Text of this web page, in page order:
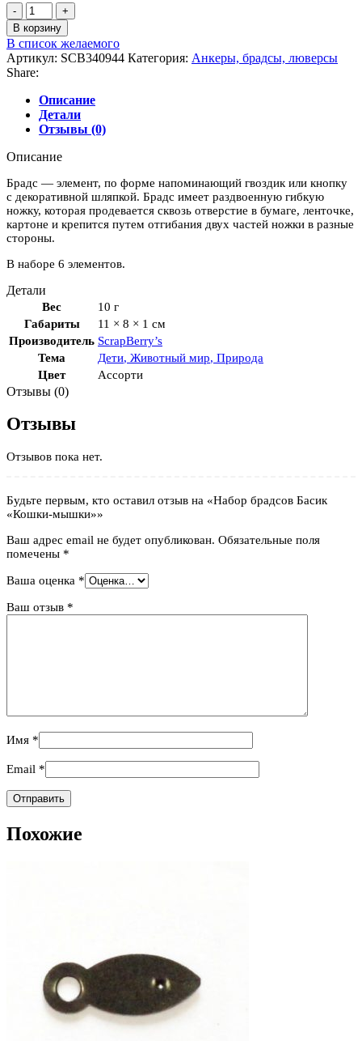
Количество
товара
Набор
брадсов
Басик
"Кошки-
мышки"
В корзину
В список желаемого
Артикул: SCB340944 Категория: Анкеры, брадсы, люверсы
Share:
Описание
Детали
Отзывы (0)
Описание
Брадс — элемент, по форме напоминающий гвоздик или кнопку
с декоративной шляпкой. Брадс имеет раздвоенную гибкую
ножку, которая продевается сквозь отверстие в бумаге, ленточке,
картоне и крепится путем отгибания двух частей ножки в разные
стороны.
В наборе 6 элементов.
Детали
Вес
10 г
Габариты
11 × 8 × 1 см
Производитель ScrapBerry’s
Тема
Дети, Животный мир, Природа
Цвет
Ассорти
Отзывы (0)
Отзывы
Отзывов пока нет.
Будьте первым, кто оставил отзыв на «Набор брадсов Басик
«Кошки-мышки»»
Ваш адрес email не будет опубликован. Обязательные поля
помечены *
Ваша оценка *
Ваш отзыв *
Имя *
Email *
Похожие